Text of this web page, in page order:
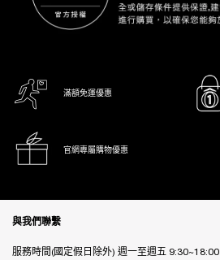
滿額免運優惠
官網專屬購物優惠
與我們聯繫
服務時間(國定假日除外) 週一至週五 9:30~18:00